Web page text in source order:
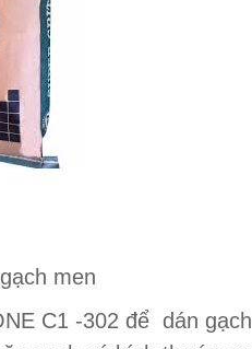
men
C1 -302 để dán